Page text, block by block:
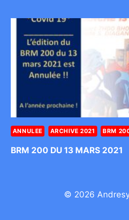
ANNULEE ARCHIVE 2021 BRM
BRM 200 DU 13 MARS 2021
© 2026